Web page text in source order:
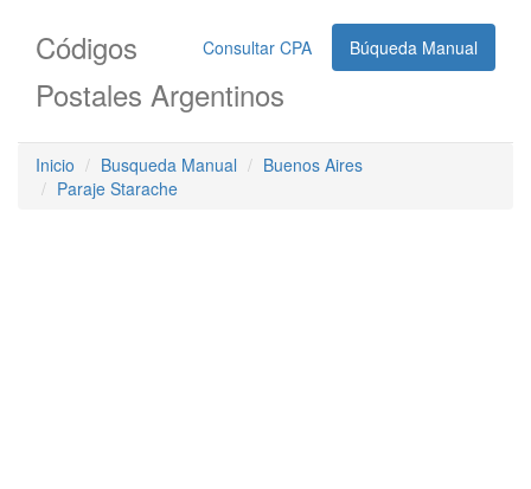
Consultar CPA Búqueda Manual
Códigos
Postales Argentinos
Inicio Busqueda Manual
Buenos Aires
Paraje Starache